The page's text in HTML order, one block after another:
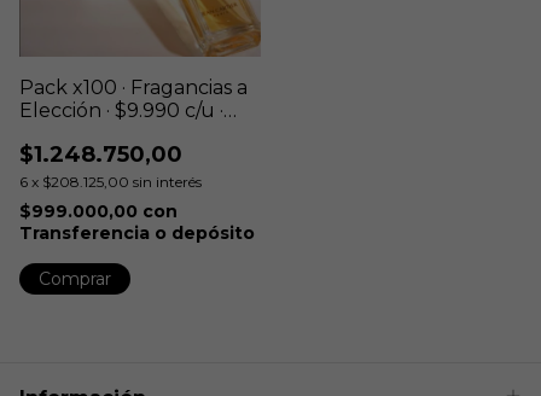
Pack x100 · Fragancias a
Elección · $9.990 c/u ·
$1.248.750,00
6 x $208.125,00 sin interés
$999.000,00 con
Transferencia o depósito